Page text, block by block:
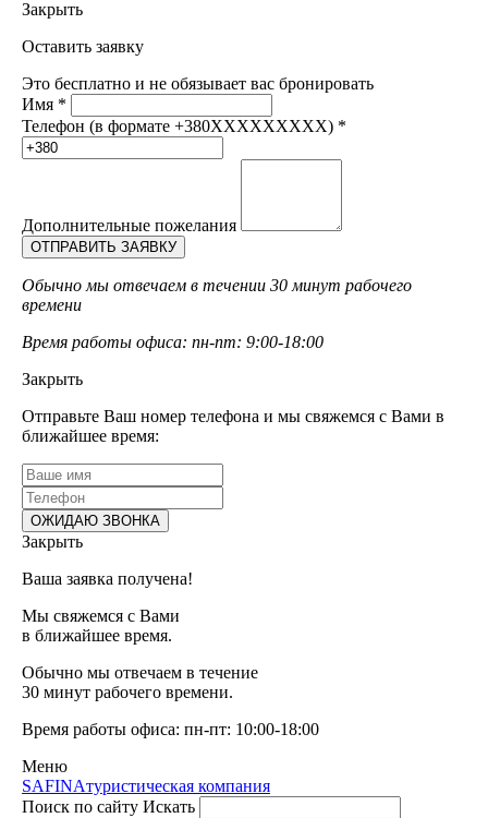
Закрыть
Оставить заявку
Это бесплатно и не обязывает вас бронировать
Имя *
Телефон (в формате +380XXXXXXXXX) *
Дополнительные пожелания
Обычно мы отвечаем в течении 30 минут рабочего
времени
Время работы офиса: пн-пт: 9:00-18:00
Закрыть
Отправьте Ваш номер телефона и мы свяжемся с Вами в
ближайшее время:
Закрыть
Ваша заявка получена!
Мы свяжемся с Вами
в ближайшее время.
Обычно мы отвечаем в течение
30 минут рабочего времени.
Время работы офиса: пн-пт: 10:00-18:00
Меню
SAFINAтуристическая компания
Поиск по сайту Искать